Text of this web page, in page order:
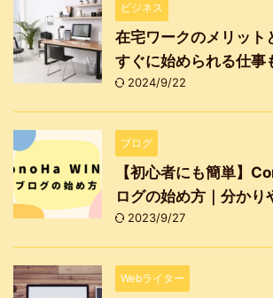
ビジネス
在宅ワークのメリット
すぐに始められる仕事
2024/9/22
ブログ
【初心者にも簡単】
ログの始め方｜分かり
2023/9/27
Webライター